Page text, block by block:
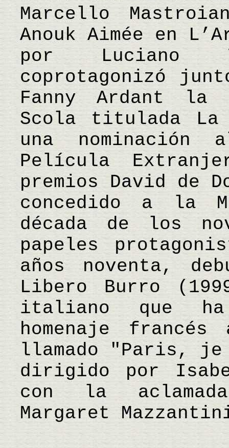
Marcello
Anouk Aimée en
por Luciano
coprotagonizó
Fanny Ardant la
Scola titulada
una
Película
premios David de
concedido a la
década de los
papeles
años noventa,
Libero Burro
italiano que
homenaje
llamado "Paris,
dirigido por
con la
Margaret